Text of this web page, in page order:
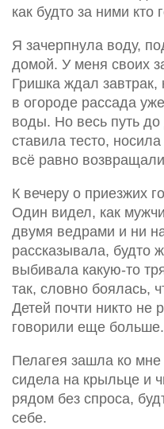
как будто за ними кто
Я зачерпнула воду,
домой. У меня своих
Гришка ждал завтрак,
в огороде рассада
воды. Но весь путь
ставила тесто,
всё равно
К вечеру о приезжих
Один видел, как
двумя ведрами и ни
рассказывала, будто
выбивала какую-то
так, словно боялась,
Детей почти никто не
говорили еще больше.
Пелагея зашла ко мне
сидела на крыльце и
рядом без спроса,
себе.